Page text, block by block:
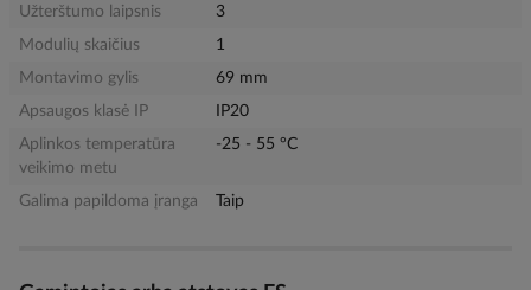
Užterštumo laipsnis
3
Modulių skaičius
1
Montavimo gylis
69 mm
Apsaugos klasė IP
IP20
Aplinkos temperatūra
veikimo metu
-25 - 55 °C
Galima papildoma įranga Taip